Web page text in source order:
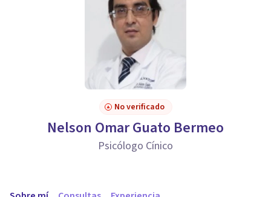
No verificado
Nelson Omar Guato Bermeo
Psicólogo Cínico